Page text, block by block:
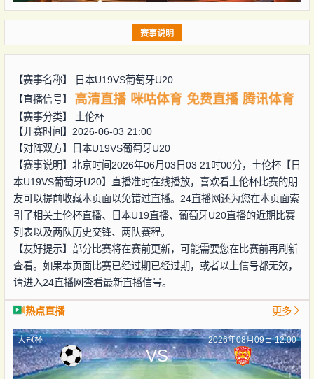
赛事说明
【赛事名称】
日本U19VS葡萄牙U20
【直播信号】
高清直播 咪咕体育 免费直播 腾讯体育
【赛事分类】 土伦杯
【开赛时间】2026-06-03 21:00
【对阵双方】
日本U19VS葡萄牙U20
【赛事说明】北京时间2026年06月03日03 21时00分，土伦杯【日
本U19VS葡萄牙U20】直播准时在线播放，喜欢看土伦杯比赛的朋
友可以提前收藏本页面以免错过直播。24直播网还为您在本页面索
引了相关土伦杯直播、日本U19直播、葡萄牙U20直播的近期比赛
列表以及两队历史交锋、两队赛程。
【友好提示】部分比赛将在赛前更新，可能需要您在比赛前再刷新
查看。如果本页面比赛已经过期已经过期，或者以上信号都无效，
请进入24直播网查看最新直播信号。
热点直播 更多
大冠杯 2026年08月09日 12:00
VS